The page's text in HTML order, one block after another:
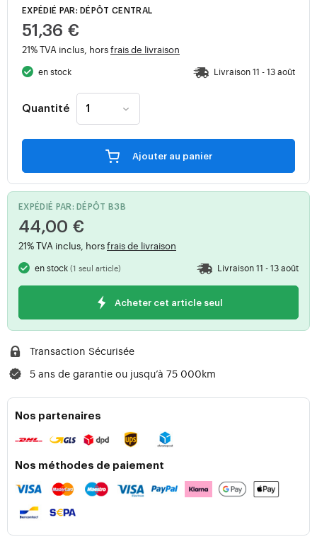
EXPÉDIÉ PAR: DÉPÔT CENTRAL
51,36 €
21% TVA inclus, horsfrais de livraison
en stock Livraison 11 - 13 août
Quantité
Ajouter au panier
EXPÉDIÉ PAR: DÉPÔT B3B
44,00 €
21% TVA inclus, horsfrais de livraison
en stock(1 seul article) Livraison 11 - 13 août
Acheter cet article seul
Transaction Sécurisée
5 ans de garantie ou jusqu’à 75 000km
Nos partenaires
Nos méthodes de paiement